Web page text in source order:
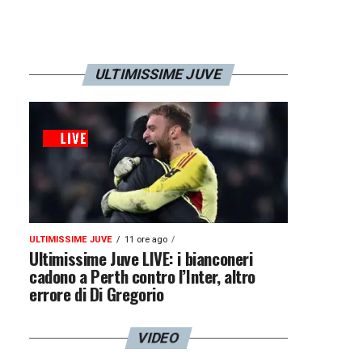
ULTIMISSIME JUVE
ULTIMISSIME JUVE 11 ore ago
Ultimissime Juve LIVE: i bianconeri
cadono a Perth contro l’Inter, altro
errore di Di Gregorio
VIDEO